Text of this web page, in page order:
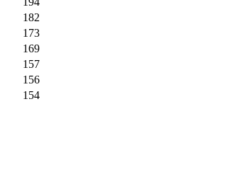
182
173
169
157
156
154